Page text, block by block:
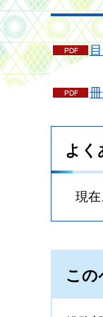
よく
現
この